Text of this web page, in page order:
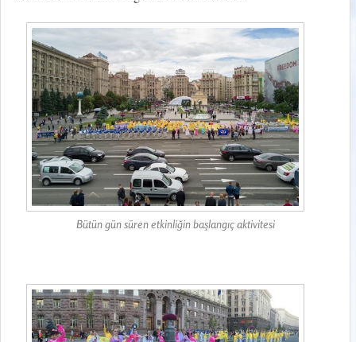
Bütün gün süren etkinliğin başlangıç aktivitesi